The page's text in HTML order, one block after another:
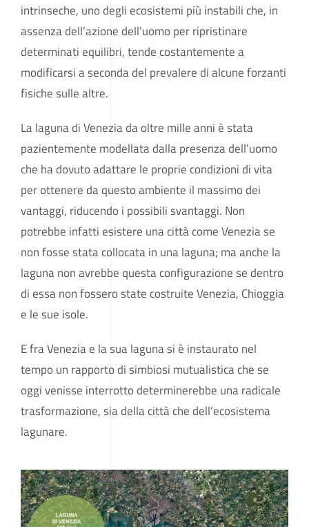
intrinseche, uno degli ecosistemi più instabili che, in
assenza dell’azione dell’uomo per ripristinare
determinati equilibri, tende costantemente a
modificarsi a seconda del prevalere di alcune forzanti
fisiche sulle altre.
La laguna di Venezia da oltre mille anni è stata
pazientemente modellata dalla presenza dell’uomo
che ha dovuto adattare le proprie condizioni di vita
per ottenere da questo ambiente il massimo dei
vantaggi, riducendo i possibili svantaggi. Non
potrebbe infatti esistere una città come Venezia se
non fosse stata collocata in una laguna; ma anche la
laguna non avrebbe questa configurazione se dentro
di essa non fossero state costruite Venezia, Chioggia
e le sue isole.
E fra Venezia e la sua laguna si è instaurato nel
tempo un rapporto di simbiosi mutualistica che se
oggi venisse interrotto determinerebbe una radicale
trasformazione, sia della città che dell’ecosistema
lagunare.